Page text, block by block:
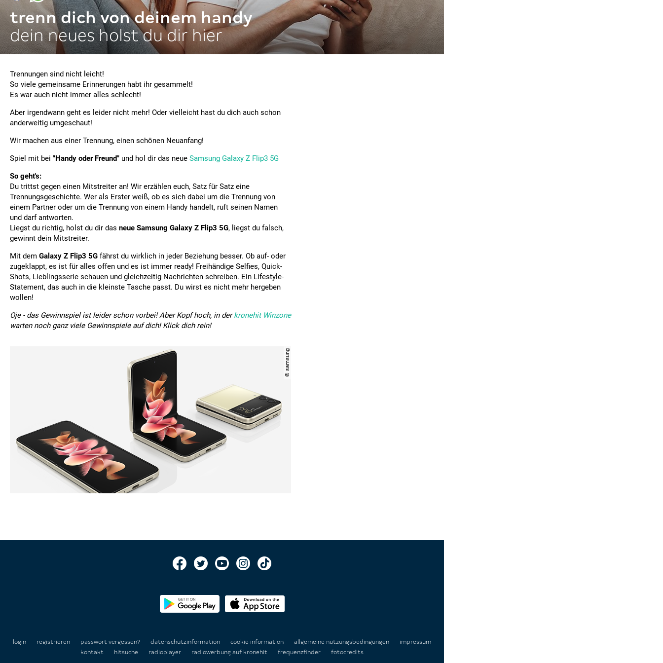
trenn dich von deinem handy
dein neues holst du dir hier
Trennungen sind nicht leicht!
So viele gemeinsame Erinnerungen habt ihr gesammelt!
Es war auch nicht immer alles schlecht!
Aber irgendwann geht es leider nicht mehr! Oder vielleicht hast du dich auch schon
anderweitig umgeschaut!
Wir machen aus einer Trennung, einen schönen Neuanfang!
Spiel mit bei "Handy oder Freund" und hol dir das neue Samsung Galaxy Z Flip3 5G
So geht's:
Du trittst gegen einen Mitstreiter an! Wir erzählen euch, Satz für Satz eine
Trennungsgeschichte. Wer als Erster weiß, ob es sich dabei um die Trennung von
einem Partner oder um die Trennung von einem Handy handelt, ruft seinen Namen
und darf antworten.
Liegst du richtig, holst du dir das neue Samsung Galaxy Z Flip3 5G, liegst du falsch,
gewinnt dein Mitstreiter.
Mit dem Galaxy Z Flip3 5G fährst du wirklich in jeder Beziehung besser. Ob auf- oder
zugeklappt, es ist für alles offen und es ist immer ready! Freihändige Selfies, Quick-
Shots, Lieblingsserie schauen und gleichzeitig Nachrichten schreiben. Ein Lifestyle-
Statement, das auch in die kleinste Tasche passt. Du wirst es nicht mehr hergeben
wollen!
Oje - das Gewinnspiel ist leider schon vorbei! Aber Kopf hoch, in derkronehit Winzone
warten noch ganz viele Gewinnspiele auf dich! Klick dich rein!
© samsung
login registrieren passwort vergessen? datenschutzinformation cookie information allgemeine nutzungsbedingungen
impressum
kontakt
hitsuche radioplayer radiowerbung auf kronehit frequenzfinder fotocredits